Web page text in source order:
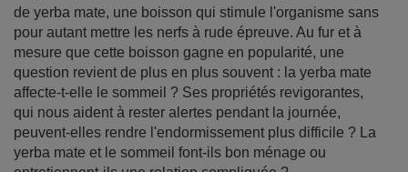
yerba mate et le sommeil font-ils bon ménage ou
entretiennent-ils une relation compliquée ?
En savoir plus